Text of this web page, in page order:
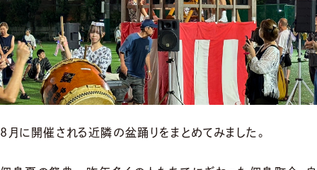
8月に開催される近隣の盆踊りをまとめてみました。